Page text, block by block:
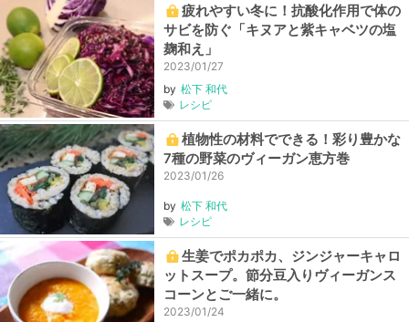
疲れやすい冬に！抗酸化作用で体の
サビを防ぐ「キヌアと紫キャベツの塩
麹和え」
2023/01/27
by 松下 和代
レシピ
植物性の材料でできる！彩り豊かな
7種の野菜のヴィーガン恵方巻
2023/01/26
by 松下 和代
レシピ
生姜でポカポカ、ジンジャーキャロ
ットスープ。節分豆入りヴィーガンス
コーンとご一緒に。
2023/01/24